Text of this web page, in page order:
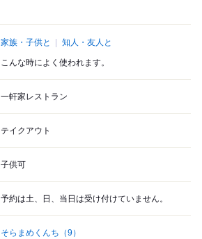
家族・子供と 知人・友人と
こんな時によく使われます。
一軒家レストラン
テイクアウト
子供可
予約は土、日、当日は受け付けていません。
そらまめくんち （9）